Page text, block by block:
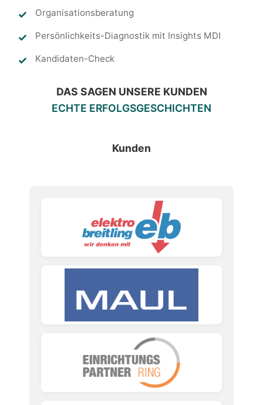
Organisationsberatung
Persönlichkeits-Diagnostik mit Insights MDI
Kandidaten-Check
DAS SAGEN UNSERE KUNDEN
ECHTE ERFOLGSGESCHICHTEN
Kunden